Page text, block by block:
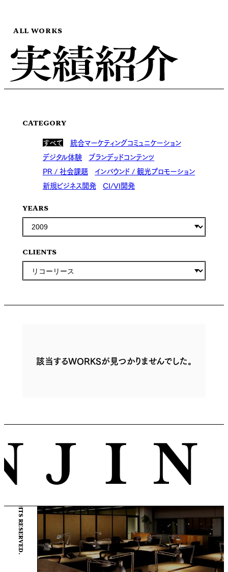
ALL WORKS
CATEGORY
すべて
統合マーケティングコミュニケーション
デジタル体験
ブランデッドコンテンツ
PR / 社会課題 インバウンド / 観光プロモーション
新規ビジネス開発 CI/VI開発
YEARS
CLIENTS
該当するWORKSが見つかりませんでした。
© ENJIN Inc. ALL RIGHTS RESERVED.